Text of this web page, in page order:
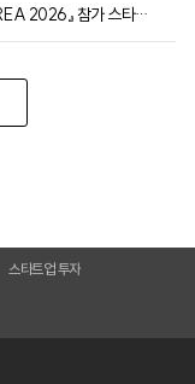
2026』 참가 스타트
스타트업 투자